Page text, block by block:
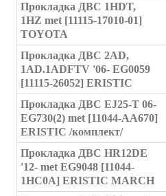
Прокладка ДВС 1HDT,
1HZ met [11115-17010-01]
TOYOTA
Прокладка ДВС 2AD,
1AD.1ADFTV '06- EG0059
[11115-26052] ERISTIC
Прокладка ДВС EJ25-T 06-
EG730(2) met [11044-AA670]
ERISTIC /комплект/
Прокладка ДВС HR12DE
'12- met EG9048 [11044-
1HC0A] ERISTIC MARCH